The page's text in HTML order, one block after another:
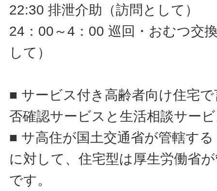
22:30 排泄介助（訪問として）
24：00～4：00 巡回・おむつ交
して）
■ サービス付き高齢者向け住宅
否確認サービスと生活相談サー
■ サ高住が国土交通省が管轄す
に対して、住宅型は厚生労働省
です。